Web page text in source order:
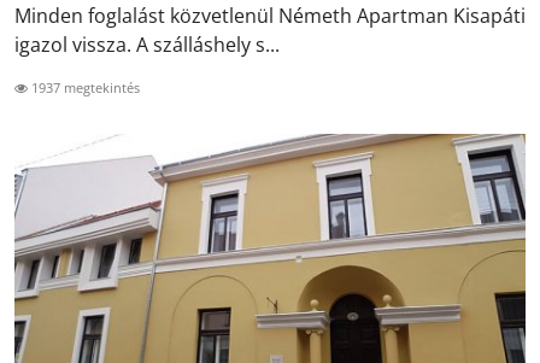
Minden foglalást közvetlenül Németh Apartman Kisapáti
igazol vissza. A szálláshely s...
1937 megtekintés